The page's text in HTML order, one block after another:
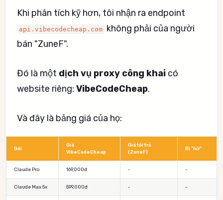
Khi phân tích kỹ hơn, tôi nhận ra endpoint
api.vibecodecheap.com không phải của người
bán "ZuneF".
Đó là một dịch vụ proxy công khai có
website riêng:VibeCodeCheap.
Và đây là bảng giá của họ:
Gói
Giá
VibeCodeCheap
Giá tôi trả
(ZuneF)
Bị "hớ"
Claude Pro 169,000đ - -
Claude Max 5x 599,000đ - -